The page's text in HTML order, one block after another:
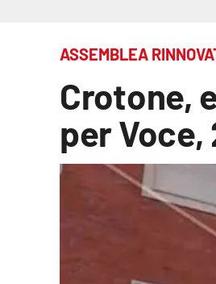
Economia e lavoro
Italia Mondo
ASSEMBLEA
Crotone,
per Voce,